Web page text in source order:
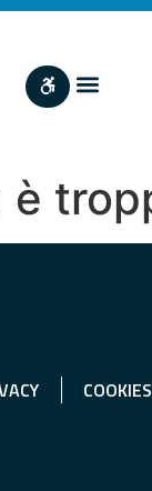
è
COOKIES